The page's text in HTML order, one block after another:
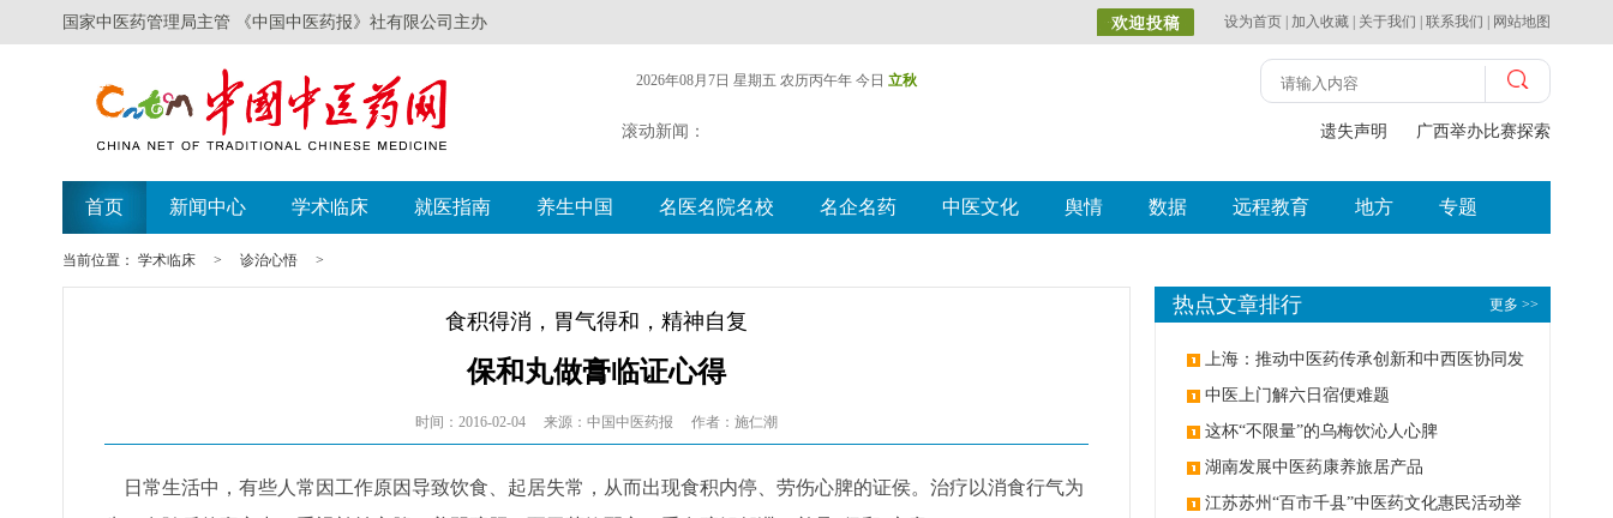
国家中医药管理局主管 《中国中医药报》社有限公司主办 设为首页 加入收藏 关于我们 联系我们 网站地图
2026年08月7日 星期五 农历丙午年 今日 立秋
滚动新闻： 遗失声明 广西举办比赛探索中（
首页 新闻中心 学术临床 就医指南 养生中国 名医名院名校 名企名药 中医文化 舆情 数据 远程教育 地方 专题
当前位置： 学术临床 > 诊治心悟 >
食积得消，胃气得和，精神自复
保和丸做膏临证心得
时间：2016-02-04 来源：中国中医药报 作者：施仁潮
日常生活中，有些人常因工作原因导致饮食、起居失常，从而出现食积内停、劳伤心脾的证侯。治疗以消食行气为
更多 >>
热点文章排行
上海：推动中医药传承创新和中西医协同发
展 中医上门解六日宿便难题
这杯“不限量”的乌梅饮沁人心脾
湖南发展中医药康养旅居产品
江苏苏州“百市千县”中医药文化惠民活动举